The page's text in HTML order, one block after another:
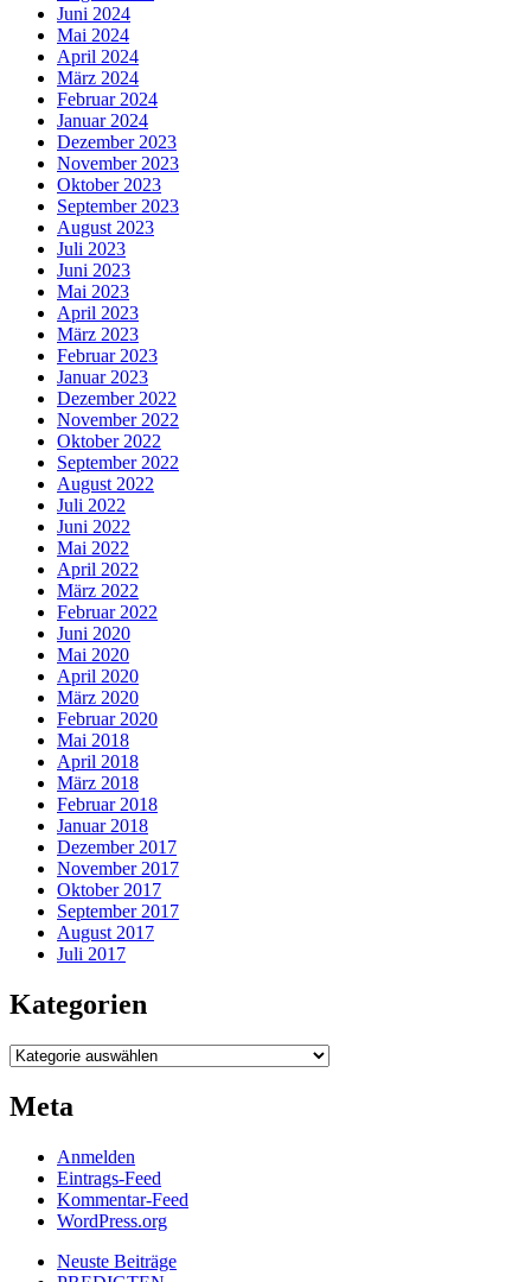
Juni 2024
Mai 2024
April 2024
März 2024
Februar 2024
Januar 2024
Dezember 2023
November 2023
Oktober 2023
September 2023
August 2023
Juli 2023
Juni 2023
Mai 2023
April 2023
März 2023
Februar 2023
Januar 2023
Dezember 2022
November 2022
Oktober 2022
September 2022
August 2022
Juli 2022
Juni 2022
Mai 2022
April 2022
März 2022
Februar 2022
Juni 2020
Mai 2020
April 2020
März 2020
Februar 2020
Mai 2018
April 2018
März 2018
Februar 2018
Januar 2018
Dezember 2017
November 2017
Oktober 2017
September 2017
August 2017
Juli 2017
Kategorien
Kategorien
Meta
Anmelden
Eintrags-Feed
Kommentar-Feed
WordPress.org
Neuste Beiträge